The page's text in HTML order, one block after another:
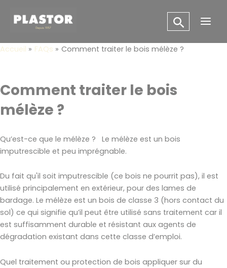
Main
Accueil FAQs Comment traiter le bois mélèze ?
Comment traiter le bois
mélèze ?
Qu’est-ce que le mélèze ? Le mélèze est un bois
imputrescible et peu imprégnable.
Du fait qu'il soit imputrescible (ce bois ne pourrit pas), il est
utilisé principalement en extérieur, pour des lames de
bardage. Le mélèze est un bois de classe 3 (hors contact du
sol) ce qui signifie qu’il peut être utilisé sans traitement car il
est suffisamment durable et résistant aux agents de
dégradation existant dans cette classe d’emploi.
Quel traitement ou protection de bois appliquer sur du